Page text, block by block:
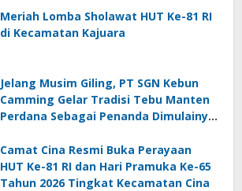
Meriah Lomba Sholawat HUT Ke-81 RI
di Kecamatan Kajuara
Jelang Musim Giling, PT SGN Kebun
Camming Gelar Tradisi Tebu Manten
Perdana Sebagai Penanda Dimulainya
Camat Cina Resmi Buka Perayaan
HUT Ke-81 RI dan Hari Pramuka Ke-65
Tahun 2026 Tingkat Kecamatan Cina